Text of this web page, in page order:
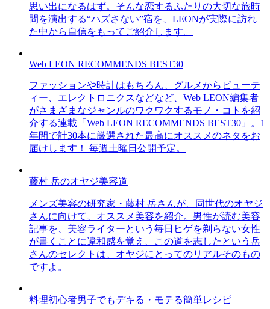
思い出になるはず。そんな恋するふたりの大切な旅時
間を演出する“ハズさない”宿を、LEONが実際に訪れ
た中から自信をもってご紹介します。
Web LEON RECOMMENDS BEST30
ファッションや時計はもちろん、グルメからビューテ
ィー、エレクトロニクスなどなど、Web LEON編集者
がさまざまなジャンルのワクワクするモノ・コトを紹
介する連載「Web LEON RECOMMENDS BEST30」。1
年間で計30本に厳選された最高にオススメのネタをお
届けします！ 毎週土曜日公開予定。
藤村 岳のオヤジ美容道
メンズ美容の研究家・藤村 岳さんが、同世代のオヤジ
さんに向けて、オススメ美容を紹介。男性が読む美容
記事を、美容ライターという毎日ヒゲを剃らない女性
が書くことに違和感を覚え、この道を志したという岳
さんのセレクトは、オヤジにとってのリアルそのもの
ですよ。
料理初心者男子でもデキる・モテる簡単レシピ